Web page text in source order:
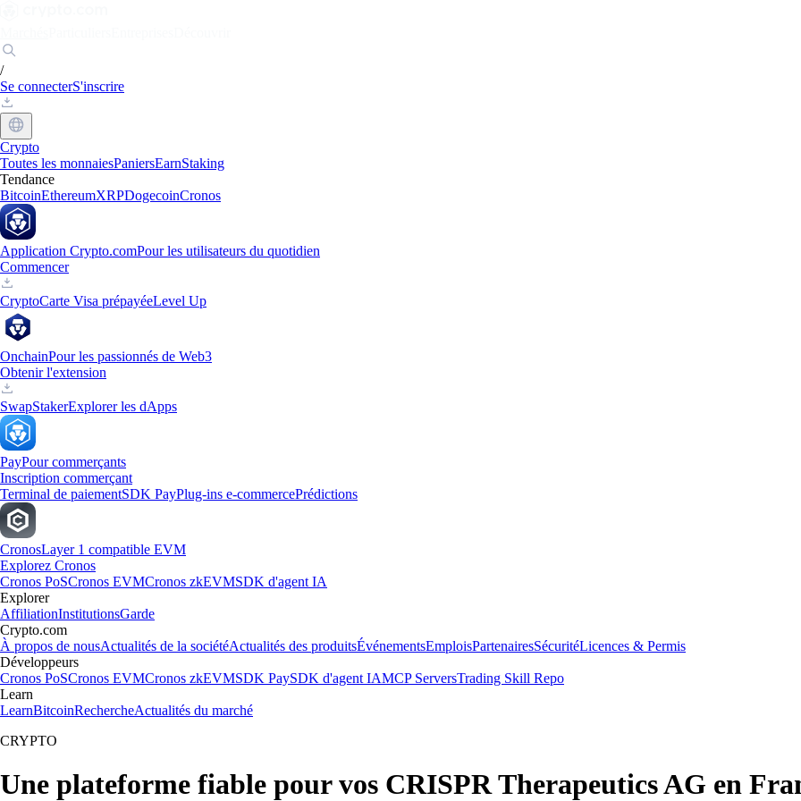
/
Se connecterS'inscrire
Crypto
Toutes les monnaiesPaniersEarnStaking
Tendance
BitcoinEthereumXRPDogecoinCronos
Application Crypto.comPour les utilisateurs du quotidien
Commencer
CryptoCarte Visa prépayéeLevel Up
OnchainPour les passionnés de Web3
Obtenir l'extension
SwapStakerExplorer les dApps
PayPour commerçants
Inscription commerçant
Terminal de paiementSDK PayPlug-ins e-commercePrédictions
CronosLayer 1 compatible EVM
Explorez Cronos
Cronos PoSCronos EVMCronos zkEVMSDK d'agent IA
Explorer
AffiliationInstitutionsGarde
Crypto.com
À propos de nousActualités de la sociétéActualités des produitsÉvénementsEmploisPartenairesSécuritéLicences & Permis
Développeurs
Cronos PoSCronos EVMCronos zkEVMSDK PaySDK d'agent IAMCP ServersTrading Skill Repo
Learn
LearnBitcoinRechercheActualités du marché
CRYPTO
Une plateforme fiable pour vos CRISPR Therapeutics AG en